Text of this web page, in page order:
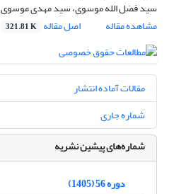
سید فضل الله موسوی، سید مهدی موسوی
مشاهده مقاله
اصل مقاله 321.81 K
مقالات آماده انتشار
شماره جاری
شماره‌های پیشین نشریه
دوره 56 (1405)